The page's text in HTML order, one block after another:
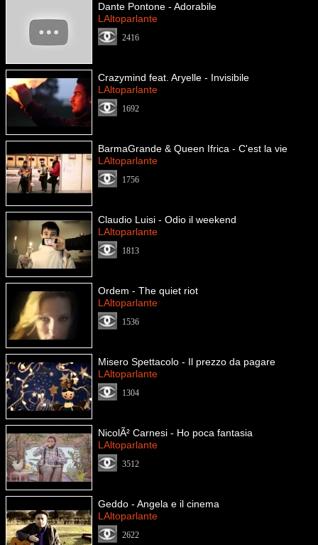
Dante Pontone - Adorabile
LAltoparlante
2416
Crazymind feat. Aryelle - Invisibile
LAltoparlante
1692
BarmaGrande & Queen Ifrica - C'est la vie
LAltoparlante
1756
Claudio Luisi - Odio il weekend
LAltoparlante
1813
Ordem - The quiet riot
LAltoparlante
1536
Misero Spettacolo - Il prezzo da pagare
LAltoparlante
1304
NicolÃ² Carnesi - Ho poca fantasia
LAltoparlante
3512
Geddo - Angela e il cinema
LAltoparlante
2622